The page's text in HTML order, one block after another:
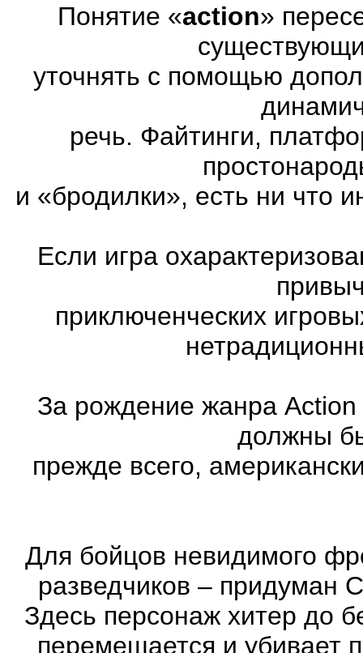
Понятие «action»
уточнять с помощью
речь. Файтинги,
и «бродилки», есть ни что
Если игра
приключенческих
За рождение жанра
должны
прежде всего,
Для бойцов невидимого
разведчиков – придуман
Здесь персонаж хитер до
перемещается и убивает